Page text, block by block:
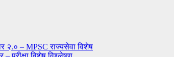
२.० – MPSC राज्यसेवा विशेष